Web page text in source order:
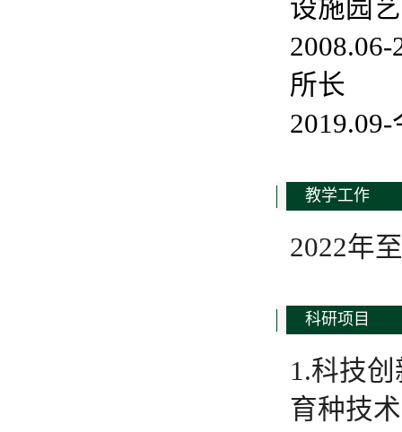
设施园艺
所长
教学工作
2022年
科研项目
1.科技
育种技